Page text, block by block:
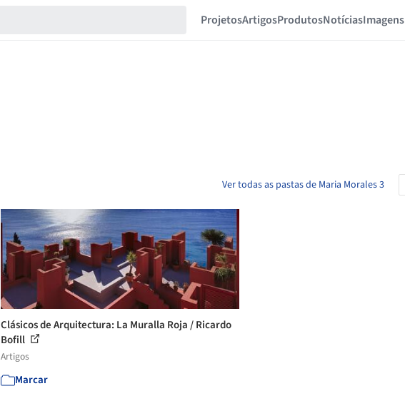
ProjetosArtigosProdutosNotíciasImagens
Ver todas as pastas de Maria Morales 3
Clásicos de Arquitectura: La Muralla Roja / Ricardo
Bofill
Artigos
Marcar